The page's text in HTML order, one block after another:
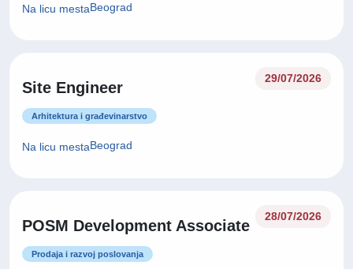
Na licu mestaBeograd
Site Engineer
29/07/2026
Arhitektura i građevinarstvo
Na licu mestaBeograd
POSM Development Associate
28/07/2026
Prodaja i razvoj poslovanja